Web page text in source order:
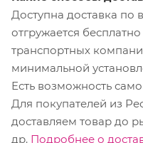
Доступна доставка по
отгружается
транспортных
минимальной
Есть возможность
Для покупателей из
доставляем товар до
др. Подробнее о